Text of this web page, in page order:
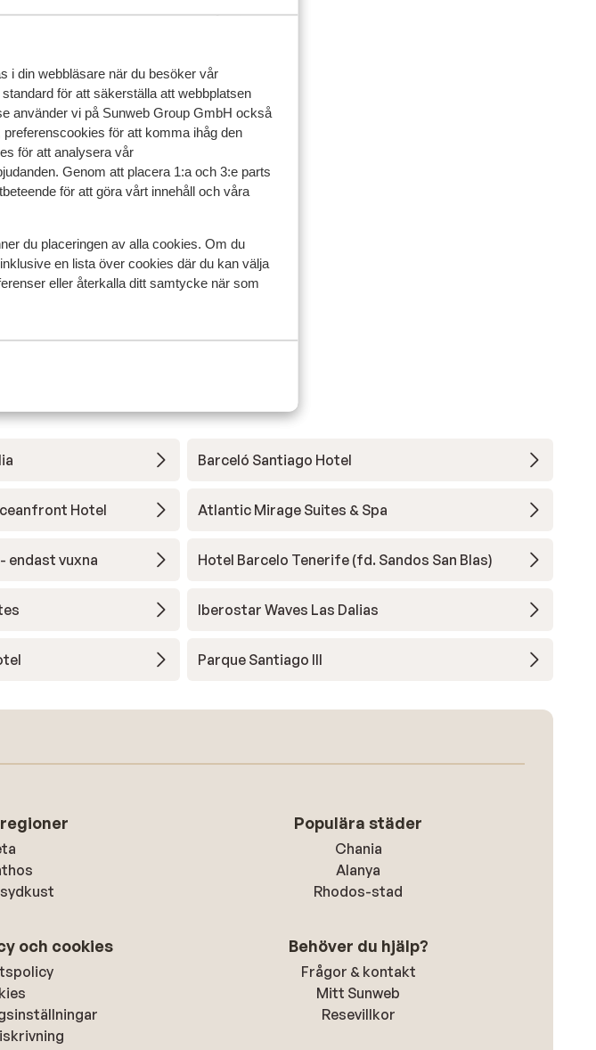
i din webbläsare när du besöker vår
för att säkerställa att webbplatsen
använder vi på Sunweb Group GmbH också
för att komma ihåg den
för att analysera vår
Genom att placera 1:a och 3:e parts
för att göra vårt innehåll och våra
du placeringen av alla cookies. Om du
en lista över cookies där du kan välja
eller återkalla ditt samtycke när som
produkt.Mer om recensioner
Mest bokad av partner
10 feb. 2026
gehorig. Wel een nadeel us
is. Badmeester grijpt
gehorig. Wel een nadeel us
is. Badmeester grijpt
Barceló Santiago Hotel
Hotel Atlantic Mirage Suites & Spa
endast vuxna Hotel Barcelo Tenerife (fd. Sandos San Blas)
Iberostar Waves Las Dalias
Parque Santiago III
Populära städer
Chania
Alanya
Rhodos-stad
och cookies Behöver du hjälp?
Frågor & kontakt
Mitt Sunweb
Resevillkor